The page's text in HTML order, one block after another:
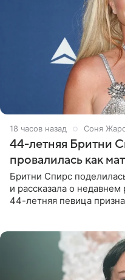
18 часов назад Соня
44-летняя Бритни
провалилась как
Бритни Спирс
и рассказала о
44-летняя певица